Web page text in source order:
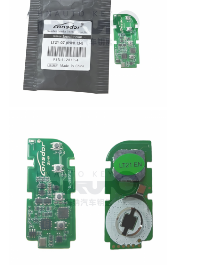
Автомобиль
Заготовка ключа зажигания
Одноугольная фрезерная резачка
обломок приемоответчика
Станок для изготовления ключей
Умный ключ KEYDIY